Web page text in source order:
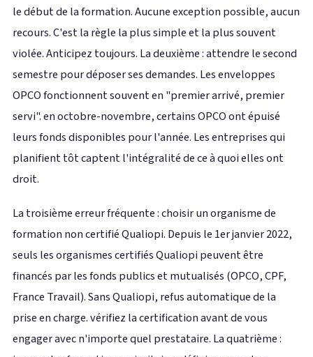
le début de la formation. Aucune exception possible, aucun
recours. C'est la règle la plus simple et la plus souvent
violée. Anticipez toujours. La deuxième : attendre le second
semestre pour déposer ses demandes. Les enveloppes
OPCO fonctionnent souvent en "premier arrivé, premier
servi". en octobre-novembre, certains OPCO ont épuisé
leurs fonds disponibles pour l'année. Les entreprises qui
planifient tôt captent l'intégralité de ce à quoi elles ont
droit.
La troisième erreur fréquente : choisir un organisme de
formation non certifié Qualiopi. Depuis le 1er janvier 2022,
seuls les organismes certifiés Qualiopi peuvent être
financés par les fonds publics et mutualisés (OPCO, CPF,
France Travail). Sans Qualiopi, refus automatique de la
prise en charge. vérifiez la certification avant de vous
engager avec n'importe quel prestataire. La quatrième :